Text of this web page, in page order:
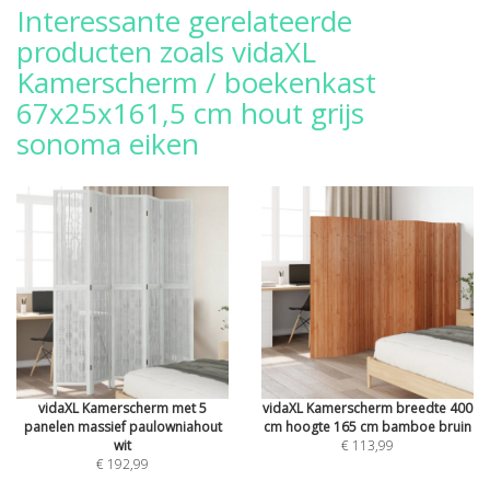
Interessante gerelateerde
producten zoals vidaXL
Kamerscherm / boekenkast
67x25x161,5 cm hout grijs
sonoma eiken
vidaXL Kamerscherm met 5
panelen massief paulowniahout
wit
€ 192,99
vidaXL Kamerscherm breedte 400
cm hoogte 165 cm bamboe bruin
€ 113,99